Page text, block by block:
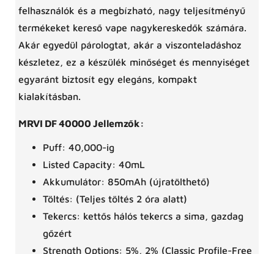
felhasználók és a megbízható, nagy teljesítményű
termékeket kereső vape nagykereskedők számára.
Akár egyedül párologtat, akár a viszonteladáshoz
készletez, ez a készülék minőséget és mennyiséget
egyaránt biztosít egy elegáns, kompakt
kialakításban.
MRVI DF 40000 Jellemzők:
Puff: 40,000-ig
Listed Capacity: 40mL
Akkumulátor: 850mAh (újratölthető)
Töltés: (Teljes töltés 2 óra alatt)
Tekercs: kettős hálós tekercs a sima, gazdag
gőzért
Strength Options: 5%, 2% (Classic Profile-Free